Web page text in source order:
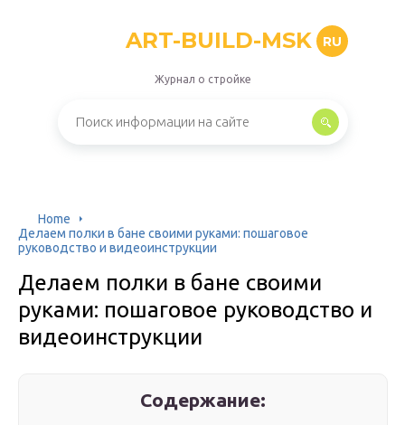
ART-BUILD-MSK RU
Журнал о стройке
Home
Делаем полки в бане своими руками: пошаговое
руководство и видеоинструкции
Делаем полки в бане своими
руками: пошаговое руководство и
видеоинструкции
Содержание: